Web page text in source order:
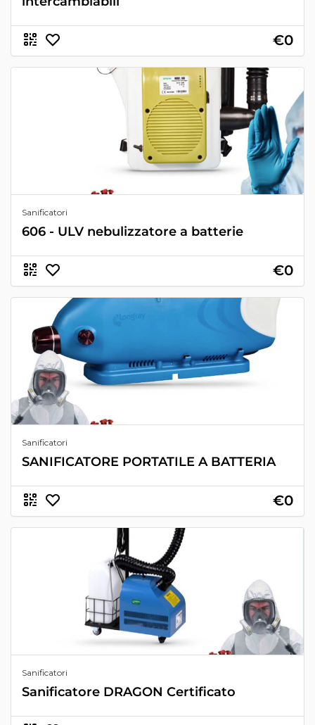
€0
Sanificatori
606 - ULV nebulizzatore a batterie
€0
Sanificatori
SANIFICATORE PORTATILE A BATTERIA
€0
Sanificatori
Sanificatore DRAGON Certificato